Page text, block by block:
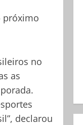
próximo
no
as
declarou